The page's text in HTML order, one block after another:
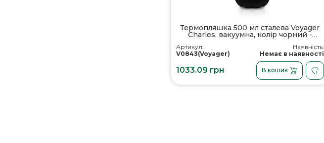
Термопляшка 500 мл сталева Voyager
Charles, вакуумна, колір чорний -
V0843-03
Артикул:
V0843(Voyager)
Наявність:
Немає в наявності
1033.09 грн В кошик